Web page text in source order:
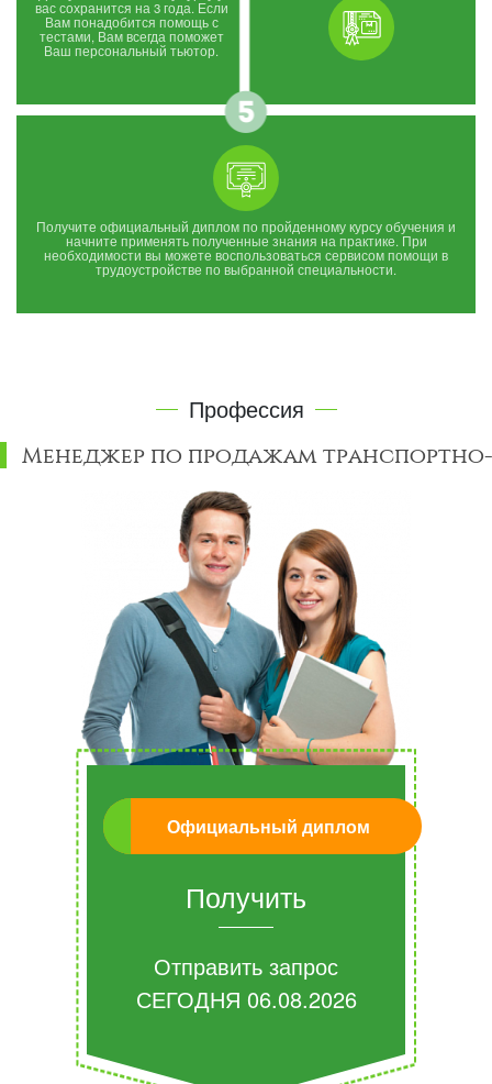
вас сохранится на 3 года. Если
Вам понадобится помощь с
тестами, Вам всегда поможет
Ваш персональный тьютор.
Получите официальный диплом по пройденному курсу обучения и
начните применять полученные знания на практике. При
необходимости вы можете воспользоваться сервисом помощи в
трудоустройстве по выбранной специальности.
Профессия
Менеджер по продажам
Официальный диплом
Получить
Отправить запрос
СЕГОДНЯ 06.08.2026